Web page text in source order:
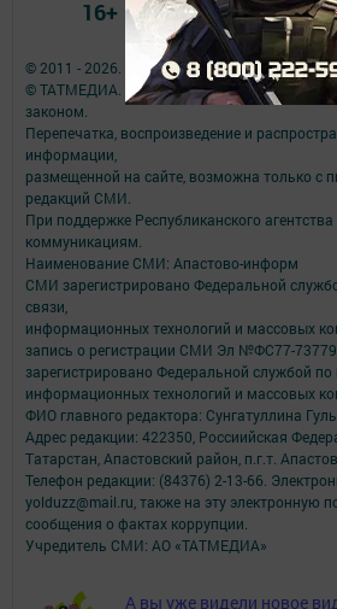
А вы уже видели новое
© 2011 - 2026. Апастово-информ. Все
© ТАТМЕДИА. Все материалы, размещенные
законом.
Перепечатка, воспроизведение и
информации,
размещенной на сайте, возможна только с
редакций СМИ.
При поддержке Республиканского
коммуникациям.
Наименование СМИ: Апастово-информ
СМИ зарегистрировано Федеральной
связи,
информационных технологий и массовых
запись о регистрации СМИ Эл №ФС77-73779
зарегистрировано Федеральной службой по
информационных технологий и массовых
ФИО главного редактора: Сунгатуллина
Адрес редакции: 422350, Россиийская
Татарстан, Апастовский район, п.г.т.
Телефон редакции: (84376) 2-13-66.
yolduzz@mail.ru, также на эту электронную
сообщения о фактах коррупции.
Учредитель СМИ: АО «ТАТМЕДИА»
Антикоррупционная политика
16+